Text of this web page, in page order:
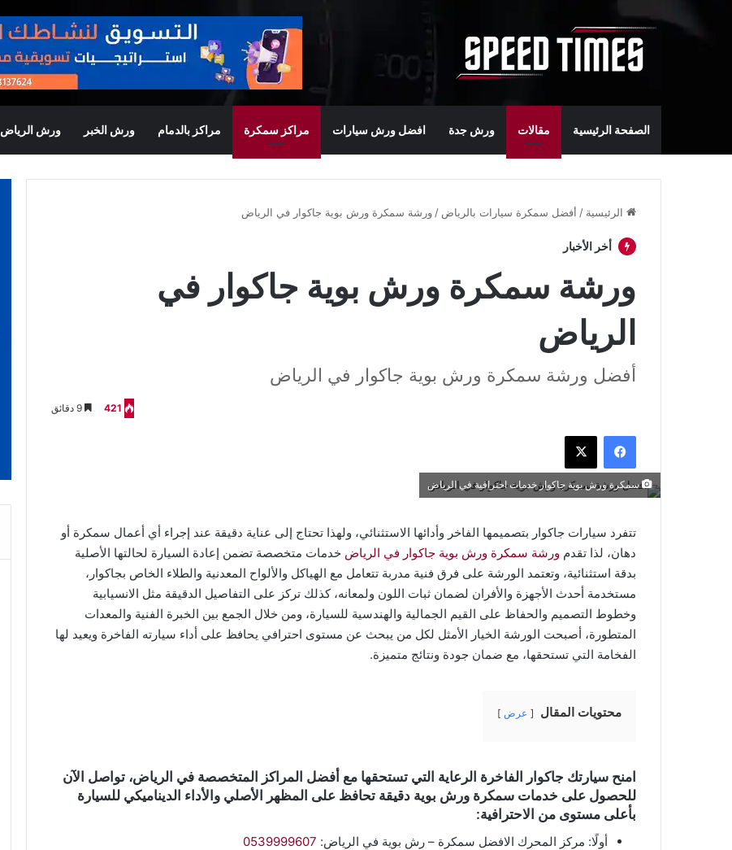
الصفحة الرئيسية مقالات ورش جدة افضل ورش سيارات مراكز سمكرة مراكز بالدمام ورش الخبر ورش الرياض
الرئيسية / أفضل سمكرة سيارات بالرياض / ورشة سمكرة ورش بوية جاكوار في الرياض
أخر الأخبار
ورشة سمكرة ورش بوية جاكوار في
الرياض
أفضل ورشة سمكرة ورش بوية جاكوار في الرياض
421
فيسبوك
سمكرة ورش بوية جاكوار خدمات احترافية في الرياض
تتفرد سيارات جاكوار بتصميمها الفاخر وأدائها الاستثنائي، ولهذا تحتاج إلى عناية دقيقة عند إجراء أي أعمال سمكرة أو
دهان، لذا تقدم ورشة سمكرة ورش بوية جاكوار في الرياض خدمات متخصصة تضمن إعادة السيارة لحالتها الأصلية
بدقة استثنائية، وتعتمد الورشة على فرق فنية مدربة تتعامل مع الهياكل والألواح المعدنية والطلاء الخاص بجاكوار،
مستخدمة أحدث الأجهزة والأفران لضمان ثبات اللون ولمعانه، كذلك تركز على التفاصيل الدقيقة مثل الانسيابية
وخطوط التصميم والحفاظ على القيم الجمالية والهندسية للسيارة، ومن خلال الجمع بين الخبرة الفنية والمعدات
المتطورة، أصبحت الورشة الخيار الأمثل لكل من يبحث عن مستوى احترافي يحافظ على أداء سيارته الفاخرة ويعيد لها
الفخامة التي تستحقها، مع ضمان جودة ونتائج متميزة.
محتويات المقال عرض
امنح سيارتك جاكوار الفاخرة الرعاية التي تستحقها مع أفضل المراكز المتخصصة في الرياض، تواصل الآن
للحصول على خدمات سمكرة ورش بوية دقيقة تحافظ على المظهر الأصلي والأداء الديناميكي للسيارة
بأعلى مستوى من الاحترافية:
أولًا: مركز المحرك الافضل سمكرة – رش بوية في الرياض: 0539999607